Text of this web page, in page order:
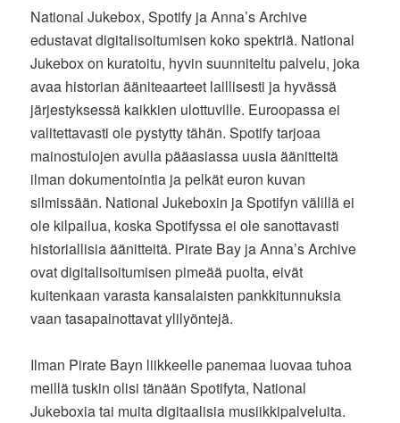
National Jukebox, Spotify ja Anna’s Archive
edustavat digitalisoitumisen koko spektriä. National
Jukebox on kuratoitu, hyvin suunniteltu palvelu, joka
avaa historian ääniteaarteet laillisesti ja hyvässä
järjestyksessä kaikkien ulottuville. Euroopassa ei
valitettavasti ole pystytty tähän. Spotify tarjoaa
mainostulojen avulla pääasiassa uusia äänitteitä
ilman dokumentointia ja pelkät euron kuvan
silmissään. National Jukeboxin ja Spotifyn välillä ei
ole kilpailua, koska Spotifyssa ei ole sanottavasti
historiallisia äänitteitä. Pirate Bay ja Anna’s Archive
ovat digitalisoitumisen pimeää puolta, eivät
kuitenkaan varasta kansalaisten pankkitunnuksia
vaan tasapainottavat ylilyöntejä.
Ilman Pirate Bayn liikkeelle panemaa luovaa tuhoa
meillä tuskin olisi tänään Spotifyta, National
Jukeboxia tai muita digitaalisia musiikkipalveluita.